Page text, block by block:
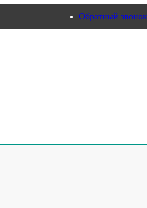
Обратный звонок